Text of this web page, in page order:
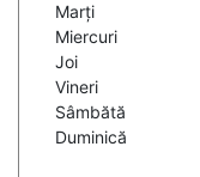
Marți
Miercuri
Joi
Vineri
Sâmbătă
Duminică